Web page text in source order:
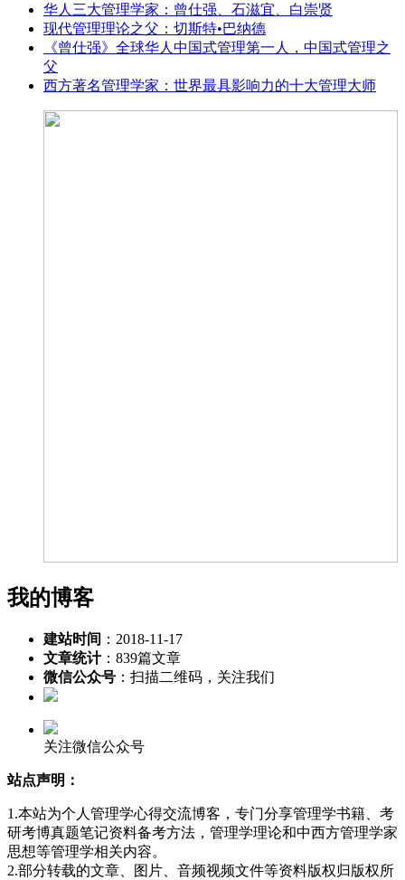
华人三大管理学家：曾仕强、石滋宜、白崇贤
现代管理理论之父：切斯特•巴纳德
《曾仕强》全球华人中国式管理第一人，中国式管理之
父
西方著名管理学家：世界最具影响力的十大管理大师
我的博客
建站时间 ：2018-11-17
文章统计：839篇文章
微信公众号 ：扫描二维码，关注我们
关注微信公众号
站点声明：
1.本站为个人管理学心得交流博客，专门分享管理学书籍、考
研考博真题笔记资料备考方法，管理学理论和中西方管理学家
思想等管理学相关内容。
2.部分转载的文章、图片、音频视频文件等资料版权归版权所